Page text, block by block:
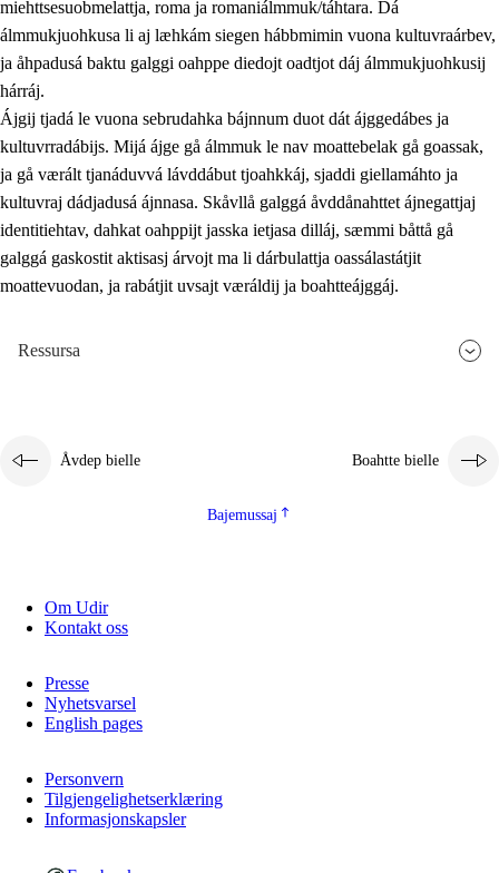
miehttsesuobmelattja, roma ja romaniálmmuk/táhtara. Dá
álmmukjuohkusa li aj læhkám siegen hábbmimin vuona kultuvraárbev,
ja åhpadusá baktu galggi oahppe diedojt oadtjot dáj álmmukjuohkusij
hárráj.
Ájgij tjadá le vuona sebrudahka bájnnum duot dát ájggedábes ja
kultuvrradábijs. Mijá ájge gå álmmuk le nav moattebelak gå goassak,
ja gå værált tjanáduvvá lávddábut tjoahkkáj, sjaddi giellamáhto ja
kultuvraj dádjadusá ájnnasa. Skåvllå galggá åvddånahttet ájnegattjaj
identitiehtav, dahkat oahppijt jasska ietjasa dilláj, sæmmi båttå gå
galggá gaskostit aktisasj árvojt ma li dárbulattja oassálastátjit
moattevuodan, ja rabátjit uvsajt væráldij ja boahtteájggáj.
Ressursa
Åvdep bielle Boahtte bielle
Bajemussaj
Om Udir
Kontakt oss
Presse
Nyhetsvarsel
English pages
Personvern
Tilgjengelighetserklæring
Informasjonskapsler